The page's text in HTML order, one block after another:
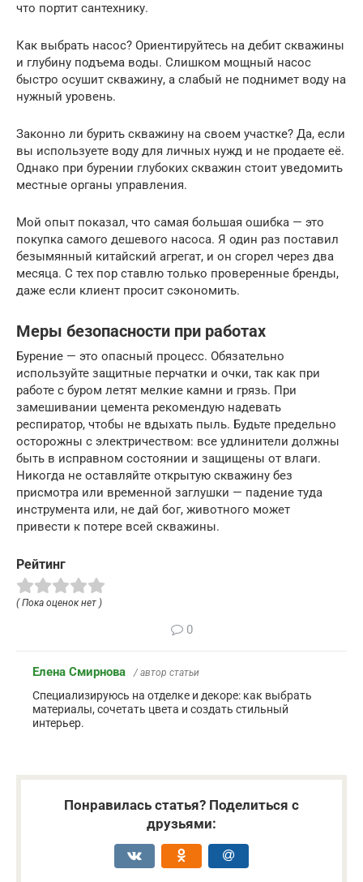
что портит сантехнику.
Как выбрать насос? Ориентируйтесь на дебит скважины
и глубину подъема воды. Слишком мощный насос
быстро осушит скважину, а слабый не поднимет воду на
нужный уровень.
Законно ли бурить скважину на своем участке? Да, если
вы используете воду для личных нужд и не продаете её.
Однако при бурении глубоких скважин стоит уведомить
местные органы управления.
Мой опыт показал, что самая большая ошибка — это
покупка самого дешевого насоса. Я один раз поставил
безымянный китайский агрегат, и он сгорел через два
месяца. С тех пор ставлю только проверенные бренды,
даже если клиент просит сэкономить.
Меры безопасности при работах
Бурение — это опасный процесс. Обязательно
используйте защитные перчатки и очки, так как при
работе с буром летят мелкие камни и грязь. При
замешивании цемента рекомендую надевать
респиратор, чтобы не вдыхать пыль. Будьте предельно
осторожны с электричеством: все удлинители должны
быть в исправном состоянии и защищены от влаги.
Никогда не оставляйте открытую скважину без
присмотра или временной заглушки — падение туда
инструмента или, не дай бог, животного может
привести к потере всей скважины.
Рейтинг
( Пока оценок нет )
0
Елена Смирнова / автор статьи
Специализируюсь на отделке и декоре: как выбрать
материалы, сочетать цвета и создать стильный
интерьер.
Понравилась статья? Поделиться с
друзьями: